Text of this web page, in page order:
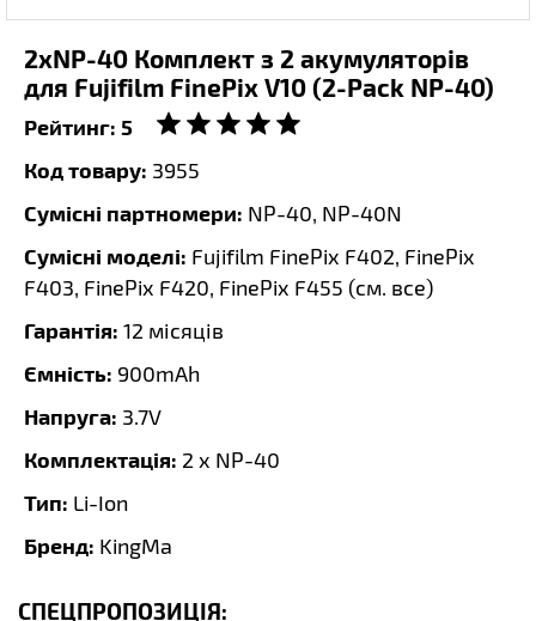
2xNP-40 Комплект з 2 акумуляторів
для Fujifilm FinePix V10 (2-Pack NP-40)
Рейтинг: 5
Код товару: 3955
Сумісні партномери: NP-40, NP-40N
Сумісні моделі: Fujifilm FinePix F402, FinePix
F403, FinePix F420, FinePix F455 (см. все)
Гарантія: 12 місяців
Ємність: 900mAh
Напруга: 3.7V
Комплектація: 2 x NP-40
Тип: Li-Ion
Бренд: KingMa
СПЕЦПРОПОЗИЦІЯ: